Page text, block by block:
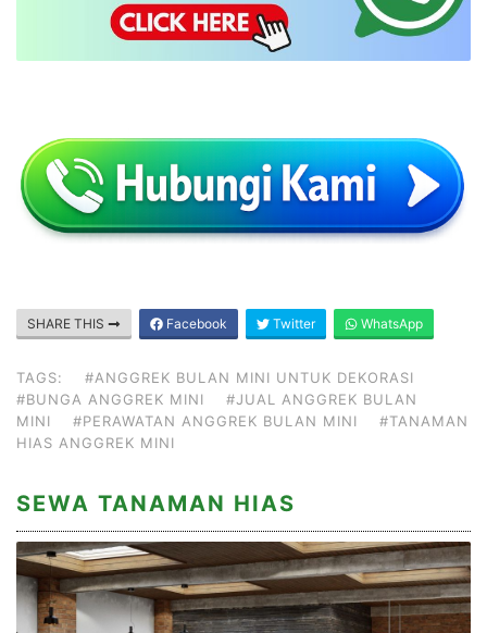
SHARE THIS Facebook Twitter WhatsApp
TAGS:
#ANGGREK BULAN MINI UNTUK DEKORASI
#BUNGA ANGGREK MINI
#JUAL ANGGREK BULAN
MINI
#PERAWATAN ANGGREK BULAN MINI
#TANAMAN
HIAS ANGGREK MINI
SEWA TANAMAN HIAS